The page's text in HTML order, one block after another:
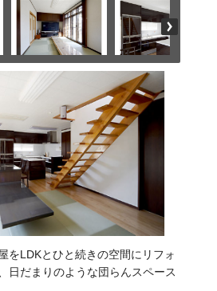
をLDKとひと続きの空間にリフォ
日だまりのような団らんスペース